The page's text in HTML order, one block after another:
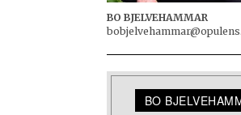
BO BJELVEHAMMAR
BO